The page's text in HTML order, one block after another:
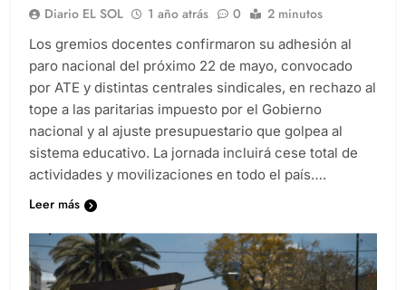
Diario EL SOL 1 año atrás 0 2 minutos
Los gremios docentes confirmaron su adhesión al
paro nacional del próximo 22 de mayo, convocado
por ATE y distintas centrales sindicales, en rechazo al
tope a las paritarias impuesto por el Gobierno
nacional y al ajuste presupuestario que golpea al
sistema educativo. La jornada incluirá cese total de
actividades y movilizaciones en todo el país….
Leer más